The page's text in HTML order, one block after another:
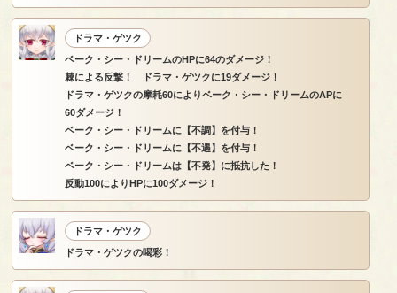
ドラマ・ゲツク
ベーク・シー・ドリームのHPに64のダメージ！
棘による反撃！ ドラマ・ゲツクに19ダメージ！
ドラマ・ゲツクの摩耗60によりベーク・シー・ドリームのAPに
60ダメージ！
ベーク・シー・ドリームに【不調】を付与！
ベーク・シー・ドリームに【不遇】を付与！
ベーク・シー・ドリームは【不発】に抵抗した！
反動100によりHPに100ダメージ！
ドラマ・ゲツク
ドラマ・ゲツクの喝彩！